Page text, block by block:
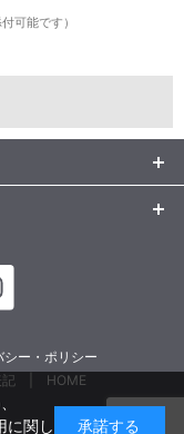
可能です）
シー・ポリシー
HOME
に関し
承諾する